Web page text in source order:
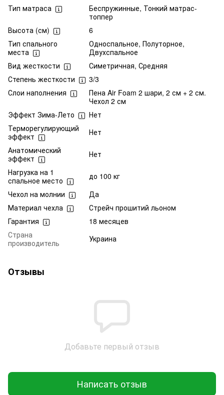
Тип матраса
Беспружинные, Тонкий матрас-
топпер
Высота (см)
6
Тип спального
места
Односпальное, Полуторное,
Двухспальное
Вид жесткости
Симетричная, Средняя
Степень жесткости
3/3
Слои наполнения
Пена Air Foam 2 шари, 2 см + 2 см.
Чехол 2 см
Эффект Зима-Лето
Нет
Терморегулирующий
эффект
Нет
Анатомический
эффект
Нет
Нагрузка на 1
спальное место
до 100 кг
Чехол на молнии
Да
Материал чехла
Стрейч прошитий льоном
Гарантия
18 месяцев
Страна
производитель
Украина
Отзывы
Добавьте первый отзыв
Написать отзыв